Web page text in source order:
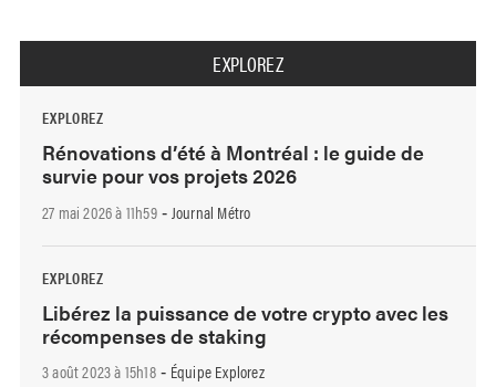
EXPLOREZ
EXPLOREZ
Rénovations d’été à Montréal : le guide de
survie pour vos projets 2026
27 mai 2026 à 11h59- Journal Métro
EXPLOREZ
Libérez la puissance de votre crypto avec les
récompenses de staking
3 août 2023 à 15h18- Équipe Explorez